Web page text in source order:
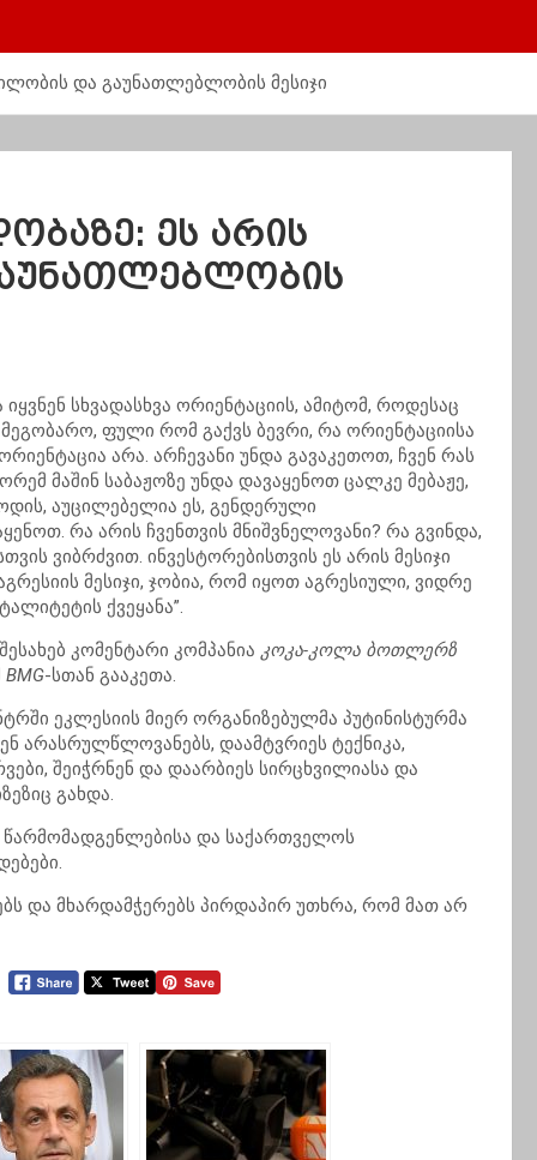
და გაუნათლებლობის მესიჯი
ეს არის
სხვადასხვა ორიენტაციის, ამიტომ, როდესაც
ფული რომ გაქვს ბევრი, რა ორიენტაციისა
არა. არჩევანი უნდა გავაკეთოთ, ჩვენ რას
მაშინ საბაჟოზე უნდა დავაყენოთ ცალკე მებაჟე,
აუცილებელია ეს, გენდერული
რა არის ჩვენთვის მნიშვნელოვანი? რა გვინდა,
ვიბრძვით. ინვესტორებისთვის ეს არის მესიჯი
მესიჯი, ჯობია, რომ იყოთ აგრესიული, ვიდრე
ქვეყანა”.
კომენტარი კომპანია კოკა-კოლა ბოთლერზ
BMG-სთან გააკეთა.
ეკლესიის მიერ ორგანიზებულმა პუტინისტურმა
არასრულწლოვანებს, დაამტვრიეს ტექნიკა,
შეიჭრნენ და დაარბიეს სირცხვილიასა და
გახდა.
და საქართველოს
და მხარდამჭერებს პირდაპირ უთხრა, რომ მათ არ